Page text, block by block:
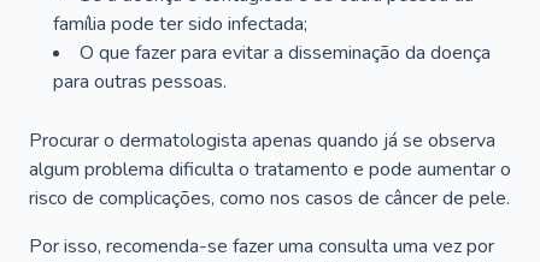
família pode ter sido infectada;
O que fazer para evitar a disseminação da doença
para outras pessoas.
Procurar o dermatologista apenas quando já se observa
algum problema dificulta o tratamento e pode aumentar o
risco de complicações, como nos casos de câncer de pele.
Por isso, recomenda-se fazer uma consulta uma vez por